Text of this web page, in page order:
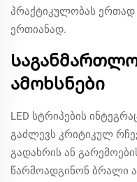
პრაქტიკულობას
ერთიანად.
ამოხსნები
LED სტრიპების
გაძლევს კრიტიკულ
გადახრის ან
წარმოადგინონ ბრალი